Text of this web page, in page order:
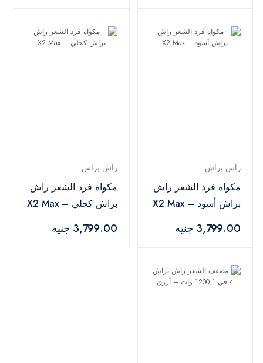
راش براش
مكواة فرد الشعر راش
براش أسود – X2 Max
3,799.00 جنيه
راش براش
مكواة فرد الشعر راش
براش كحلي – X2 Max
3,799.00 جنيه